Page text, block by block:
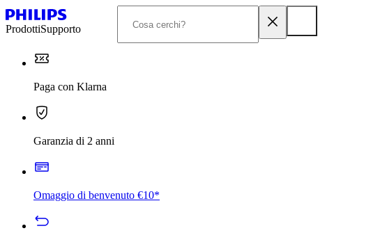
ProdottiSupporto
Paga con Klarna
Garanzia di 2 anni
Omaggio di benvenuto €10*